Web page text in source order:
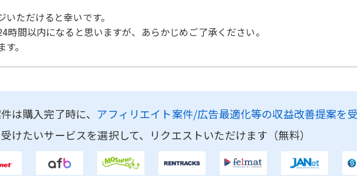
ただけると幸いです。
時間以内になると思いますが、あらかじめご了承ください。
。
は購入完了時に、 アフィリエイト案件/広告最適化等の収益改善提案を
けたいサービスを選択して、リクエストいただけます（無料）